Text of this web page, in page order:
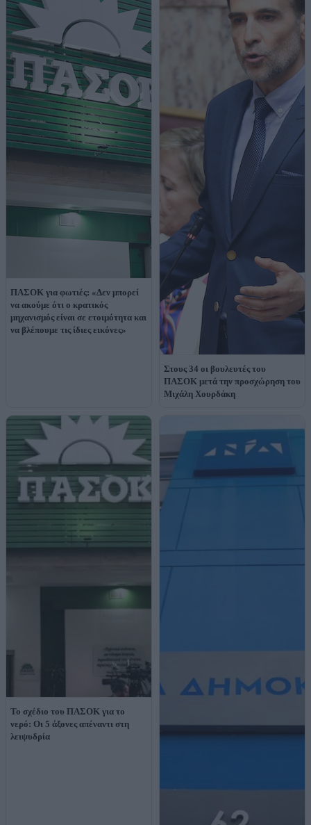
ΠΑΣΟΚ για φωτιές: «Δεν μπορεί
να ακούμε ότι ο κρατικός
μηχανισμός είναι σε ετοιμότητα και
να βλέπουμε τις ίδιες εικόνες»
Στους 34 οι βουλευτές του
ΠΑΣΟΚ μετά την προσχώρηση του
Μιχάλη Χουρδάκη
Το σχέδιο του ΠΑΣΟΚ για το
νερό: Οι 5 άξονες απέναντι στη
λειψυδρία